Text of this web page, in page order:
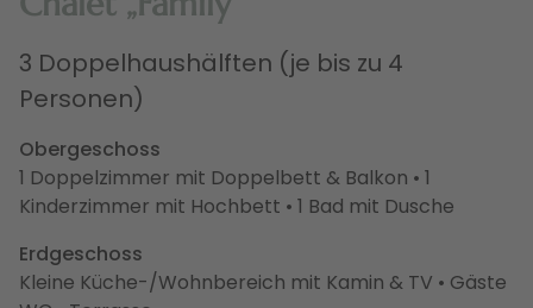
3 Doppelhaushälften (je bis zu 4
Personen)
Obergeschoss
1 Doppelzimmer mit Doppelbett & Balkon • 1
Kinderzimmer mit Hochbett • 1 Bad mit Dusche
Erdgeschoss
Kleine Küche-/Wohnbereich mit Kamin & TV • Gäste